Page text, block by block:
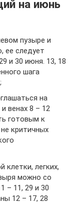
на июнь
пузыре и
ее следует
и 30 июня. 13, 18
шага
на
венах 8 – 12
готовым к
критичных
клетки, легких,
можно со
– 11, 29 и 30
12 – 17, 28